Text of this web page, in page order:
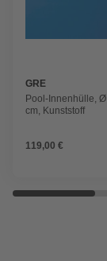
GRE
Pool-Innenhülle,
cm, Kunststoff
119,00 €